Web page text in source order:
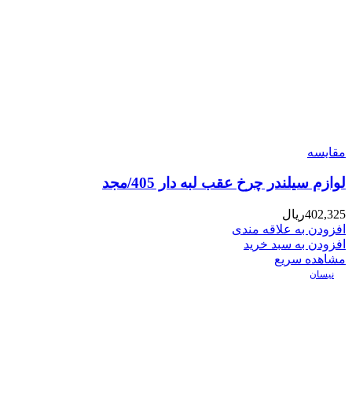
مقایسه
لوازم سیلندر چرخ عقب لبه دار 405/مجد
402,325ریال
افزودن به علاقه مندی
افزودن به سبد خرید
مشاهده سریع
نیسان